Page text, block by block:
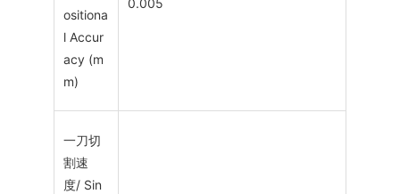
ositiona
l Accur
acy (m
m)
0.005
一刀切
割速
度/ Sin